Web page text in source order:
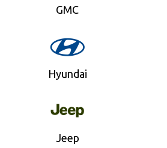
GMC
Hyundai
Jeep